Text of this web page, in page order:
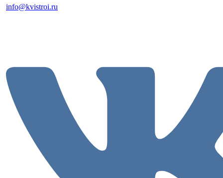
info@kvistroi.ru